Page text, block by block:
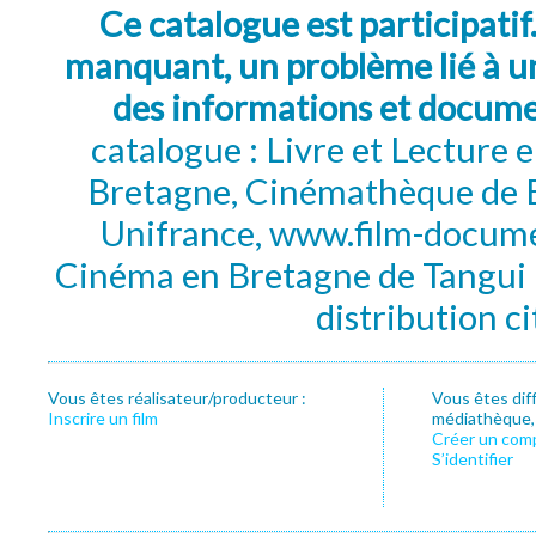
Ce catalogue est
manquant, un problème lié à
des informations et
catalogue : Livre et Lecture
Bretagne, Cinémathèque de
Unifrance, www.film-
Cinéma en Bretagne de
distribution
Vous êtes réalisateur/producteur :
Inscrire un film
Vous êtes
Créer un
S’identifier